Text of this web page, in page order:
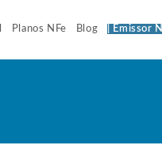
Planos NFe Blog | Emissor